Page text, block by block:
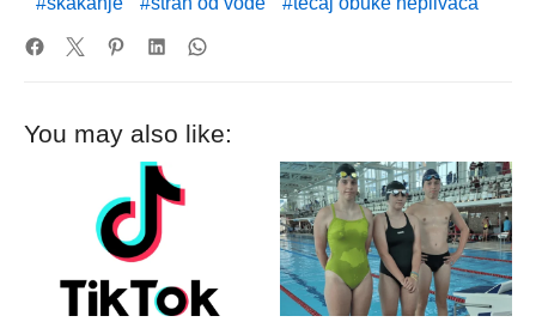
You may also like: